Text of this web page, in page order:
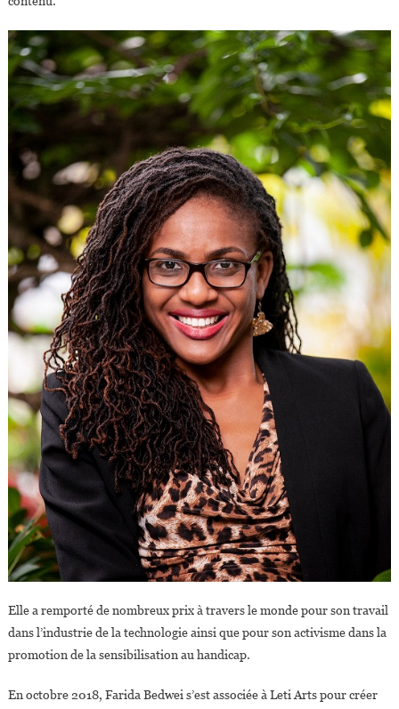
Elle a remporté de nombreux prix à travers le monde pour son travail
dans l’industrie de la technologie ainsi que pour son activisme dans la
promotion de la sensibilisation au handicap.
En octobre 2018, Farida Bedwei s’est associée à Leti Arts pour créer